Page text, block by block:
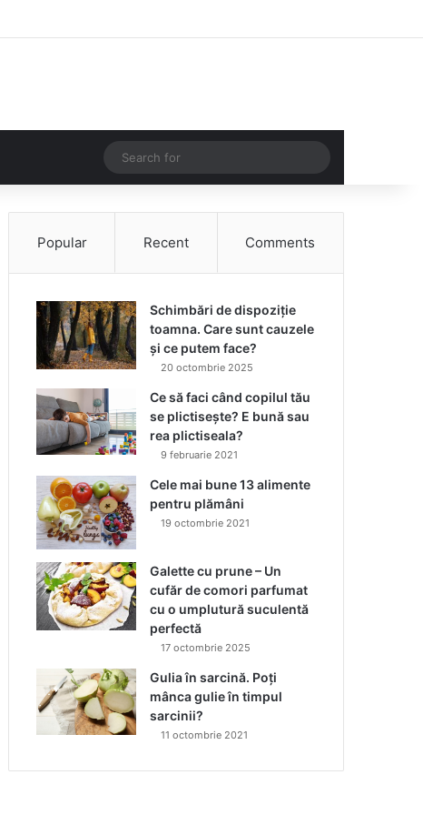
Random Article
for
Popular Recent Comments
Schimbări de dispoziție
toamna. Care sunt cauzele
și ce putem face?
20 octombrie 2025
Ce să faci când copilul tău
se plictisește? E bună sau
rea plictiseala?
9 februarie 2021
Cele mai bune 13 alimente
pentru plămâni
19 octombrie 2021
Galette cu prune – Un
cufăr de comori parfumat
cu o umplutură suculentă
perfectă
17 octombrie 2025
Gulia în sarcină. Poți
mânca gulie în timpul
sarcinii?
11 octombrie 2021